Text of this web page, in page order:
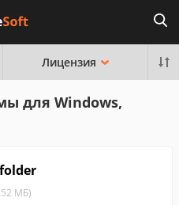
Лицензия
для Windows,
МБ)